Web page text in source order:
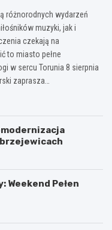
różnorodnych wydarzeń
muzyki, jak i
czekają na
to miasto pełne
w sercu Torunia 8 sierpnia
zaprasza…
Weekend Pełen